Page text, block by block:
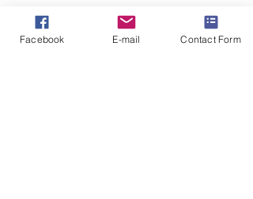
Desserts, Pâtisseries & Gâteaux
Facebook E-mail Contact Form